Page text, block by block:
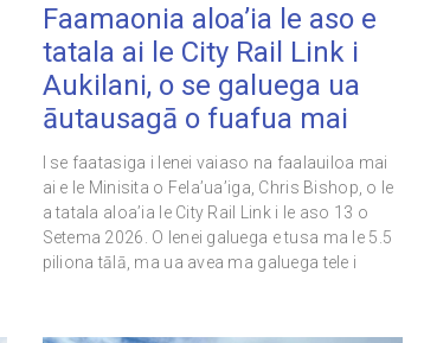
Faamaonia aloa’ia le aso e
tatala ai le City Rail Link i
Aukilani, o se galuega ua
āutausagā o fuafua mai
I se faatasiga i lenei vaiaso na faalauiloa mai
ai e le Minisita o Fela’ua’iga, Chris Bishop, o le
a tatala aloa’ia le City Rail Link i le aso 13 o
Setema 2026. O lenei galuega e tusa ma le 5.5
piliona tālā, ma ua avea ma galuega tele i